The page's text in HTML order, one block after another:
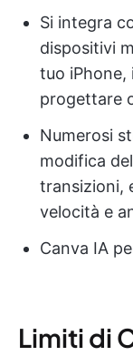
Si integra
dispositivi
tuo iPhone,
progettare
Numerosi
modifica
transizioni,
velocità e
Canva IA
Limiti di